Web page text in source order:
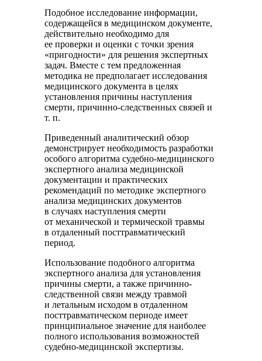
Подобное исследование информации,
содержащейся в медицинском документе,
действительно необходимо для
ее проверки и оценки с точки зрения
«пригодности» для решения экспертных
задач. Вместе с тем предложенная
методика не предполагает исследования
медицинского документа в целях
установления причины наступления
смерти, причинно-следственных связей и
т. п.
Приведенный аналитический обзор
демонстрирует необходимость разработки
особого алгоритма судебно-медицинского
экспертного анализа медицинской
документации и практических
рекомендаций по методике экспертного
анализа медицинских документов
в случаях наступления смерти
от механической и термической травмы
в отдаленный посттравматический
период.
Использование подобного алгоритма
экспертного анализа для установления
причины смерти, а также причинно-
следственной связи между травмой
и летальным исходом в отдаленном
посттравматическом периоде имеет
принципиальное значение для наиболее
полного использования возможностей
судебно-медицинской экспертизы.